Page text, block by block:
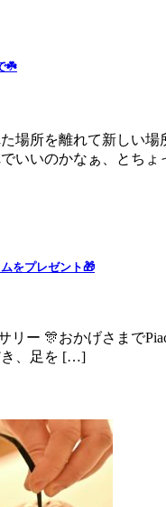
☘️
場所を離れて新しい
いいのかなぁ、とち
をプレゼント🎁
リー 🎊⁡⁡おかげさまで
き、足を […]